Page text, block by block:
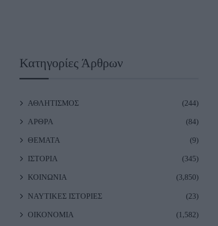
Κατηγορίες Άρθρων
ΑΘΛΗΤΙΣΜΟΣ (244)
ΑΡΘΡΑ (84)
ΘΕΜΑΤΑ (9)
ΙΣΤΟΡΙΑ (345)
ΚΟΙΝΩΝΙΑ (3,850)
ΝΑΥΤΙΚΕΣ ΙΣΤΟΡΙΕΣ (23)
ΟΙΚΟΝΟΜΙΑ (1,582)